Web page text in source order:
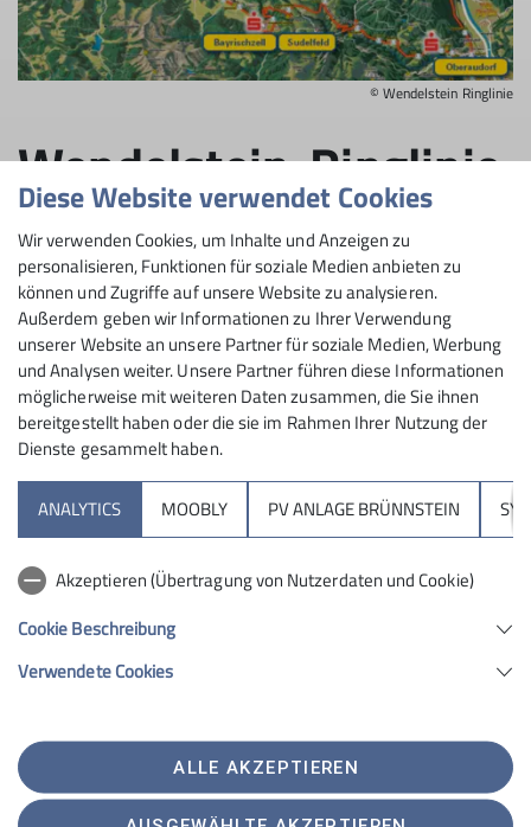
© Wendelstein Ringlinie
Wendelstein-Ringlinie
Die Wendelstein-Ringlinie fährt von Mitte Mai bis
Ende Oktober.Detaillierte Informationen gibt es hier.
Sektion
Hochrieshütte
Sektion Rosenheim des Deutschen Alpenvereins e.V.
Telefon +4980312716030
Diese Website verwendet Cookies
Wir verwenden Cookies, um Inhalte und Anzeigen zu
personalisieren, Funktionen für soziale Medien anbieten zu
können und Zugriffe auf unsere Website zu analysieren.
Außerdem geben wir Informationen zu Ihrer Verwendung
unserer Website an unsere Partner für soziale Medien, Werbung
und Analysen weiter. Unsere Partner führen diese Informationen
möglicherweise mit weiteren Daten zusammen, die Sie ihnen
bereitgestellt haben oder die sie im Rahmen Ihrer Nutzung der
Dienste gesammelt haben.
ANALYTICS MOOBLY PV ANLAGE BRÜNNSTEIN
Akzeptieren (Übertragung von Nutzerdaten und Cookie)
Cookie Beschreibung
Verwendete Cookies
ALLE AKZEPTIEREN